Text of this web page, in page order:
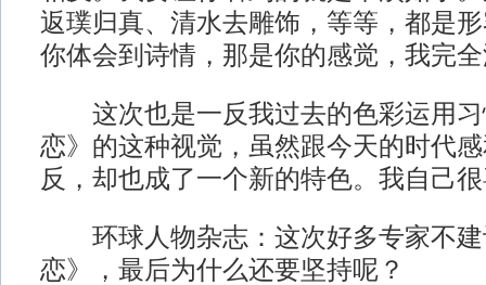
返璞归真、清水去雕饰，等等，都是
你体会到诗情，那是你的感觉，我完
这次也是一反我过去的色彩运用习
恋》的这种视觉，虽然跟今天的时代
反，却也成了一个新的特色。我自己
环球人物杂志：这次好多专家不建
恋》，最后为什么还要坚持呢？